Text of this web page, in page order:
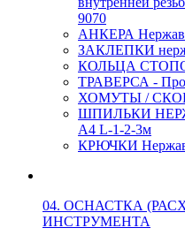
9070
АНКЕРА
ЗАКЛЕПКИ
КОЛЬЦА
ТРАВЕРСА -
ХОМУТЫ /
ШПИЛЬКИ
А4 L-1-2-3м
КРЮЧКИ
04. ОСНАСТКА
ИНСТРУМЕНТА